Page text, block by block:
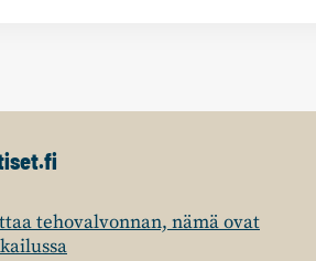
tehovalvonnan, nämä ovat